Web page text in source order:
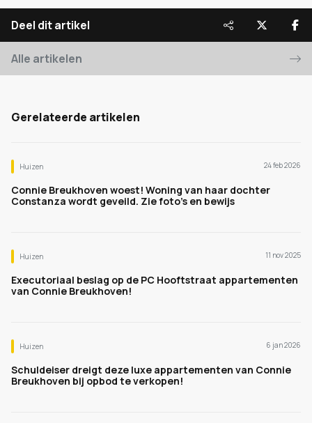
Deel dit artikel
Alle artikelen
Gerelateerde artikelen
Huizen 24 feb 2026
Connie Breukhoven woest! Woning van haar dochter
Constanza wordt geveild. Zie foto's en bewijs
Huizen 11 nov 2025
Executoriaal beslag op de PC Hooftstraat appartementen
van Connie Breukhoven!
Huizen 6 jan 2026
Schuldeiser dreigt deze luxe appartementen van Connie
Breukhoven bij opbod te verkopen!